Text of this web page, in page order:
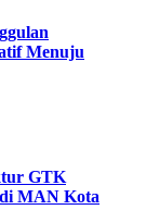
Menuju
GTK
MAN Kota